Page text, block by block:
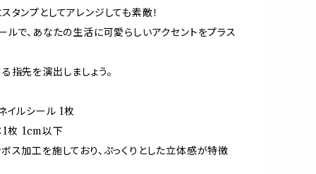
タンプとしてアレンジしても素敵！
ルで、あなたの生活に可愛らしいアクセントをプラス
指先を演出しましょう。
イルシール 1枚
1枚 1cm以下
ス加工を施しており、ぷっくりとした立体感が特徴